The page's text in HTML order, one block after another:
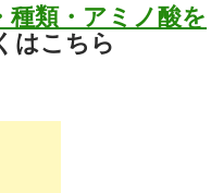
種類・アミノ酸を
はこちら